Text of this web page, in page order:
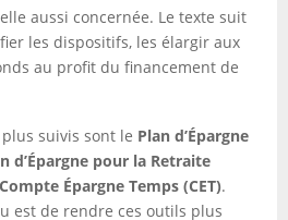
aussi concernée. Le texte suit
les dispositifs, les élargir aux
au profit du financement de
suivis sont le Plan d’Épargne
d’Épargne pour la Retraite
Compte Épargne Temps (CET).
est de rendre ces outils plus